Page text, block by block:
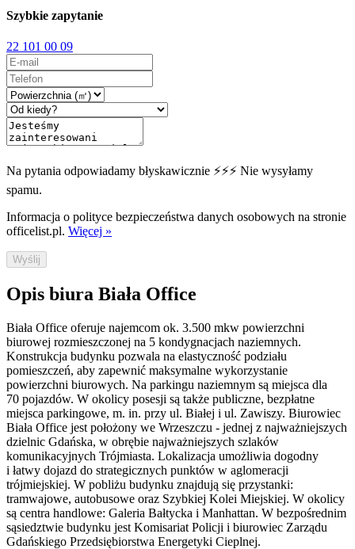
Szybkie zapytanie
22 101 00 09
Na pytania odpowiadamy błyskawicznie ⚡⚡⚡ Nie wysyłamy
spamu.
Informacja o polityce bezpieczeństwa danych osobowych na stronie
officelist.pl. Więcej »
Wyślij
Opis biura Biała Office
Biała Office oferuje najemcom ok. 3.500 mkw powierzchni
biurowej rozmieszczonej na 5 kondygnacjach naziemnych.
Konstrukcja budynku pozwala na elastyczność podziału
pomieszczeń, aby zapewnić maksymalne wykorzystanie
powierzchni biurowych. Na parkingu naziemnym są miejsca dla
70 pojazdów. W okolicy posesji są także publiczne, bezpłatne
miejsca parkingowe, m. in. przy ul. Białej i ul. Zawiszy. Biurowiec
Biała Office jest położony we Wrzeszczu - jednej z najważniejszych
dzielnic Gdańska, w obrębie najważniejszych szlaków
komunikacyjnych Trójmiasta. Lokalizacja umożliwia dogodny
i łatwy dojazd do strategicznych punktów w aglomeracji
trójmiejskiej. W pobliżu budynku znajdują się przystanki:
tramwajowe, autobusowe oraz Szybkiej Kolei Miejskiej. W okolicy
są centra handlowe: Galeria Bałtycka i Manhattan. W bezpośrednim
sąsiedztwie budynku jest Komisariat Policji i biurowiec Zarządu
Gdańskiego Przedsiębiorstwa Energetyki Cieplnej.